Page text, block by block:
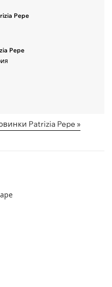
Pepe
Pepe
Patrizia Pepe »